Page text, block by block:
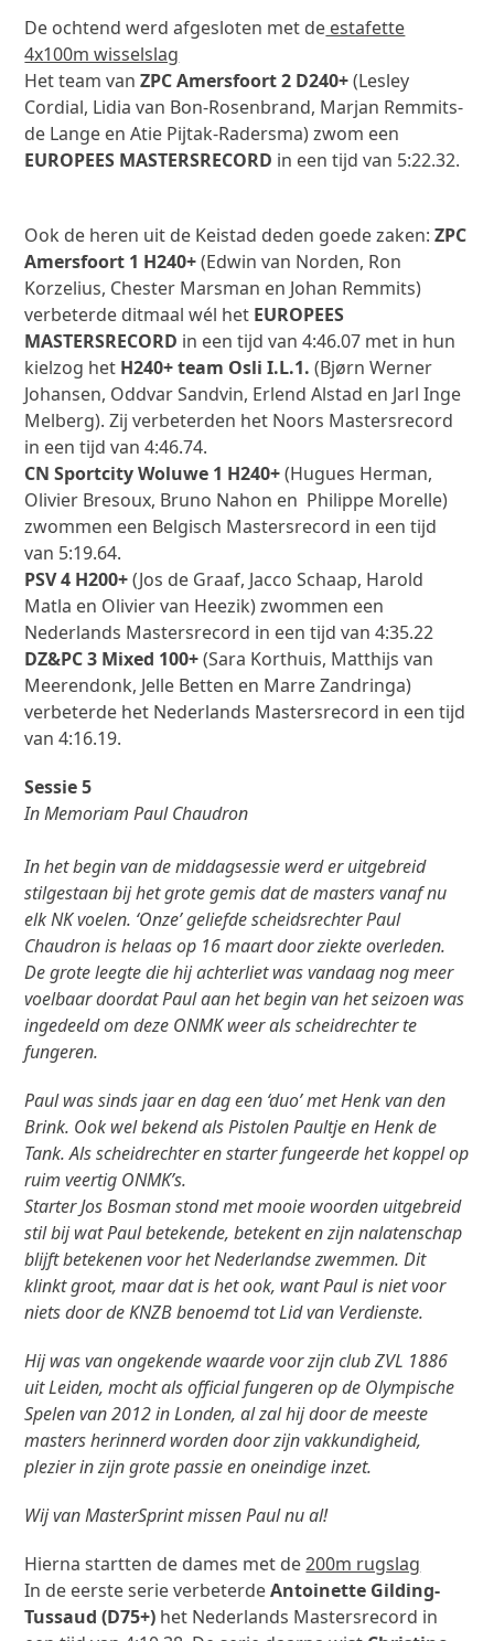
De ochtend werd afgesloten met de estafette
4x100m wisselslag
Het team van ZPC Amersfoort 2 D240+(Lesley
Cordial, Lidia van Bon-Rosenbrand, Marjan Remmits-
de Lange en Atie Pijtak-Radersma) zwom een
EUROPEES MASTERSRECORD in een tijd van 5:22.32.
Ook de heren uit de Keistad deden goede zaken:ZPC
Amersfoort 1 H240+(Edwin van Norden, Ron
Korzelius, Chester Marsman en Johan Remmits)
verbeterde ditmaal wél het EUROPEES
MASTERSRECORD in een tijd van 4:46.07 met in hun
kielzog het H240+ team Osli I.L.1. (Bjørn Werner
Johansen, Oddvar Sandvin, Erlend Alstad en Jarl Inge
Melberg). Zij verbeterden het Noors Mastersrecord
in een tijd van 4:46.74.
CN Sportcity Woluwe 1 H240+(Hugues Herman,
Olivier Bresoux, Bruno Nahon en Philippe Morelle)
zwommen een Belgisch Mastersrecord in een tijd
van 5:19.64.
PSV 4 H200+(Jos de Graaf, Jacco Schaap, Harold
Matla en Olivier van Heezik) zwommen een
Nederlands Mastersrecord in een tijd van 4:35.22
DZ&PC 3 Mixed 100+(Sara Korthuis, Matthijs van
Meerendonk, Jelle Betten en Marre Zandringa)
verbeterde het Nederlands Mastersrecord in een tijd
van 4:16.19.
Sessie 5
In Memoriam Paul Chaudron
In het begin van de middagsessie werd er uitgebreid
stilgestaan bij het grote gemis dat de masters vanaf nu
elk NK voelen. ‘Onze’ geliefde scheidsrechter Paul
Chaudron is helaas op 16 maart door ziekte overleden.
De grote leegte die hij achterliet was vandaag nog meer
voelbaar doordat Paul aan het begin van het seizoen was
ingedeeld om deze ONMK weer als scheidrechter te
fungeren.
Paul was sinds jaar en dag een ‘duo’ met Henk van den
Brink. Ook wel bekend als Pistolen Paultje en Henk de
Tank. Als scheidrechter en starter fungeerde het koppel op
ruim veertig ONMK’s.
Starter Jos Bosman stond met mooie woorden uitgebreid
stil bij wat Paul betekende, betekent en zijn nalatenschap
blijft betekenen voor het Nederlandse zwemmen. Dit
klinkt groot, maar dat is het ook, want Paul is niet voor
niets door de KNZB benoemd tot Lid van Verdienste.
Hij was van ongekende waarde voor zijn club ZVL 1886
uit Leiden, mocht als official fungeren op de Olympische
Spelen van 2012 in Londen, al zal hij door de meeste
masters herinnerd worden door zijn vakkundigheid,
plezier in zijn grote passie en oneindige inzet.
Wij van MasterSprint missen Paul nu al!
Hierna startten de dames met de200m rugslag
In de eerste serie verbeterdeAntoinette Gilding-
Tussaud (D75+) het Nederlands Mastersrecord in